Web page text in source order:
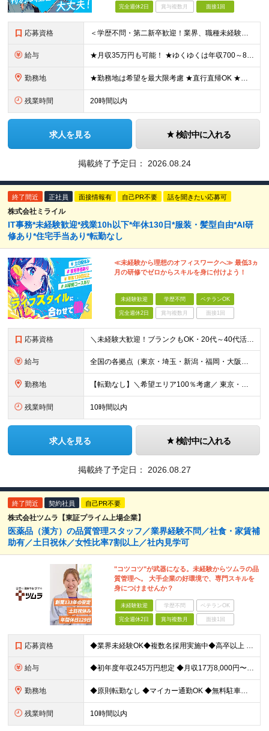
完全週休2日 賞与複数月 面接1回
応募資格 ＜学歴不問・第二新卒歓迎！業界、職種未経験歓迎！20代～30代活躍中＞ ★35歳以下の方（若年層の長期キャリア形成を図るため） ★フリーター・正社員未経験・社会人未経験OK ★転職回数が多い方もぜひ
給与 ★月収35万円も可能！ ★ゆくゆくは年収700～800万円も！ ★手当が多数あり ・残業手当（100％）★1分単位で支給 ・資格手当（最大月6万円） ・結婚/出産祝金（最大3万円） 【首都圏・北関東
勤務地 ★勤務地は希望を最大限考慮 ★直行直帰OK ★車通勤のエリアもあり ★研修は、下記いずれかの研修センターで行います ・東京校（東京本社とアクセスは同様） ・大阪校（大阪府大阪市中央区道修町 2-1-1
残業時間 20時間以内
求人を見る 検討中に入れる
掲載終了予定日： 2026.08.24
終了間近 正社員 面接情報有 自己PR不要 話を聞きたい応募可
株式会社ミライル
IT事務*未経験歓迎*残業10h以下*年休130日*服装・髪型自由*AI研
修あり*住宅手当あり*転勤なし
≪未経験から理想のオフィスワークへ≫ 最低3ヵ
月の研修でゼロからスキルを身に付けよう！
未経験歓迎 学歴不問 ベテランOK
完全週休2日 賞与複数月 面接1回
応募資格 ＼未経験大歓迎！ブランクもOK・20代～40代活躍中／ オフィスワーク初めての方もぜひご応募ください◎ ◆学歴不問 ◆未経験OK ◆既卒・第二新卒OK ～このような方にぴったりです～ ・安心の研修
給与 全国の各拠点（東京・埼玉・新潟・福岡・大阪）で募集中！ 給与は以下の通り、勤務地により異なります。 新潟勤務の場合 201,000円〜201,000円（試用期間変更なし）＋賞与 東京・埼玉勤務の場合
勤務地 【転勤なし】＼希望エリア100％考慮／ 東京・埼玉・新潟・福岡・大阪の各拠点 ※様々な企業の現場で、当社プロジェクトに加わり業務を行っていただきます。 ■新潟支店 〒950-0088 新潟県新潟市中
残業時間 10時間以内
求人を見る 検討中に入れる
掲載終了予定日： 2026.08.27
終了間近 契約社員 自己PR不要
株式会社ツムラ【東証プライム上場企業】
医薬品（漢方）の品質管理スタッフ／業界経験不問／社食・家賃補
助有／土日祝休／女性比率7割以上／社内見学可
"コツコツ"が武器になる。未経験からツムラの品
質管理へ。 大手企業の好環境で、専門スキルを
身につけませんか？
未経験歓迎 学歴不問 ベテランOK
完全週休2日 賞与複数月 面接1回
応募資格 ◆業界未経験OK◆複数名採用実施中◆高卒以上 ＼こんな方にオススメ／ ◎業界未経験から専門スキルを身につけたい ◎社会に役立つ仕事がしたい ◎安定した収入を手に入れたい ◎働きやすい会社で働きたい
給与 ◆初年度年収245万円想定 ◆月収17万8,000円〜※月20日勤務の場合 日給8,900円＋各種手当＋賞与年2回（前年度実績：2ヶ月分） ★収入が高水準なだけでなく、会社の福利厚生を活用し生活費
勤務地 ◆原則転勤なし ◆マイカー通勤OK ◆無料駐車場を完備 ◆UIターンや移住転職歓迎。Web面接実施中 ＜茨城工場＞ 茨城県稲敷郡阿見町吉原3586 ┗クリーンで働きやすいのが魅力です。 ★豊かな自
残業時間 10時間以内